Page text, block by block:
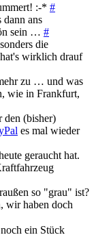
:-* #
dann ans
sein … #
die
wirklich drauf
zu … und was
wie in Frankfurt,
den (bisher)
es mal wieder
geraucht hat.
so "grau" ist?
wir haben doch
ein Stück